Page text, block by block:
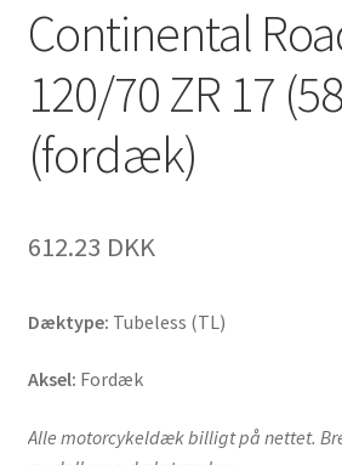
Continental
120/70 ZR 17
(fordæk)
612.23 DKK
Dæktype: Tubeless (TL)
Aksel: Fordæk
Alle motorcykeldæk billigt på nettet.